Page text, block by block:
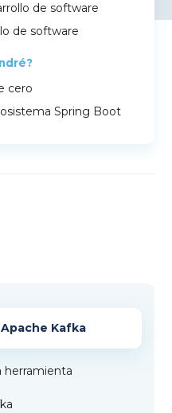
de software
de software
cero
Spring Boot
Kafka
herramienta